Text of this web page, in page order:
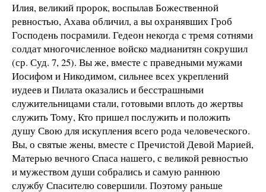
Илия, великий пророк, воспылав Божественной
ревностью, Ахава обличил, а вы охранявших Гроб
Господень посрамили. Гедеон некогда с тремя сотнями
солдат многочисленное войско мадианитян сокрушил
(ср. Суд. 7, 25). Вы же, вместе с праведными мужами
Иосифом и Никодимом, сильнее всех укреплений
иудеев и Пилата оказались и бесстрашными
служительницами стали, готовыми вплоть до жертвы
служить Тому, Кто пришел послужить и положить
душу Свою для искупления всего рода человеческого.
Вы, о святые жены, вместе с Пречистой Девой Марией,
Матерью вечного Спаса нашего, с великой ревностью
и мужеством души собрались и самую раннюю
службу Спасителю совершили. Поэтому раньше